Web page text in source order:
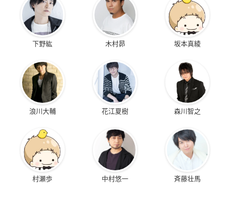
下野紘 木村昴 坂本真綾
浪川大輔 花江夏樹 森川智之
村瀬歩 中村悠一 斉藤壮馬